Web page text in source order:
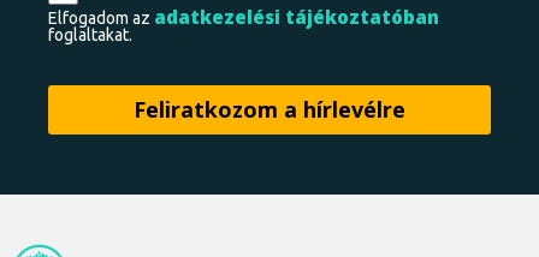
Elfogadom az adatkezelési tájékoztatóban
foglaltakat.